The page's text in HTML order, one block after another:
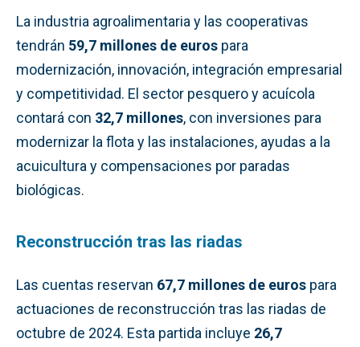
La industria agroalimentaria y las cooperativas
tendrán 59,7 millones de euros para
modernización, innovación, integración empresarial
y competitividad. El sector pesquero y acuícola
contará con 32,7 millones, con inversiones para
modernizar la flota y las instalaciones, ayudas a la
acuicultura y compensaciones por paradas
biológicas.
Reconstrucción tras las riadas
Las cuentas reservan 67,7 millones de euros para
actuaciones de reconstrucción tras las riadas de
octubre de 2024. Esta partida incluye 26,7